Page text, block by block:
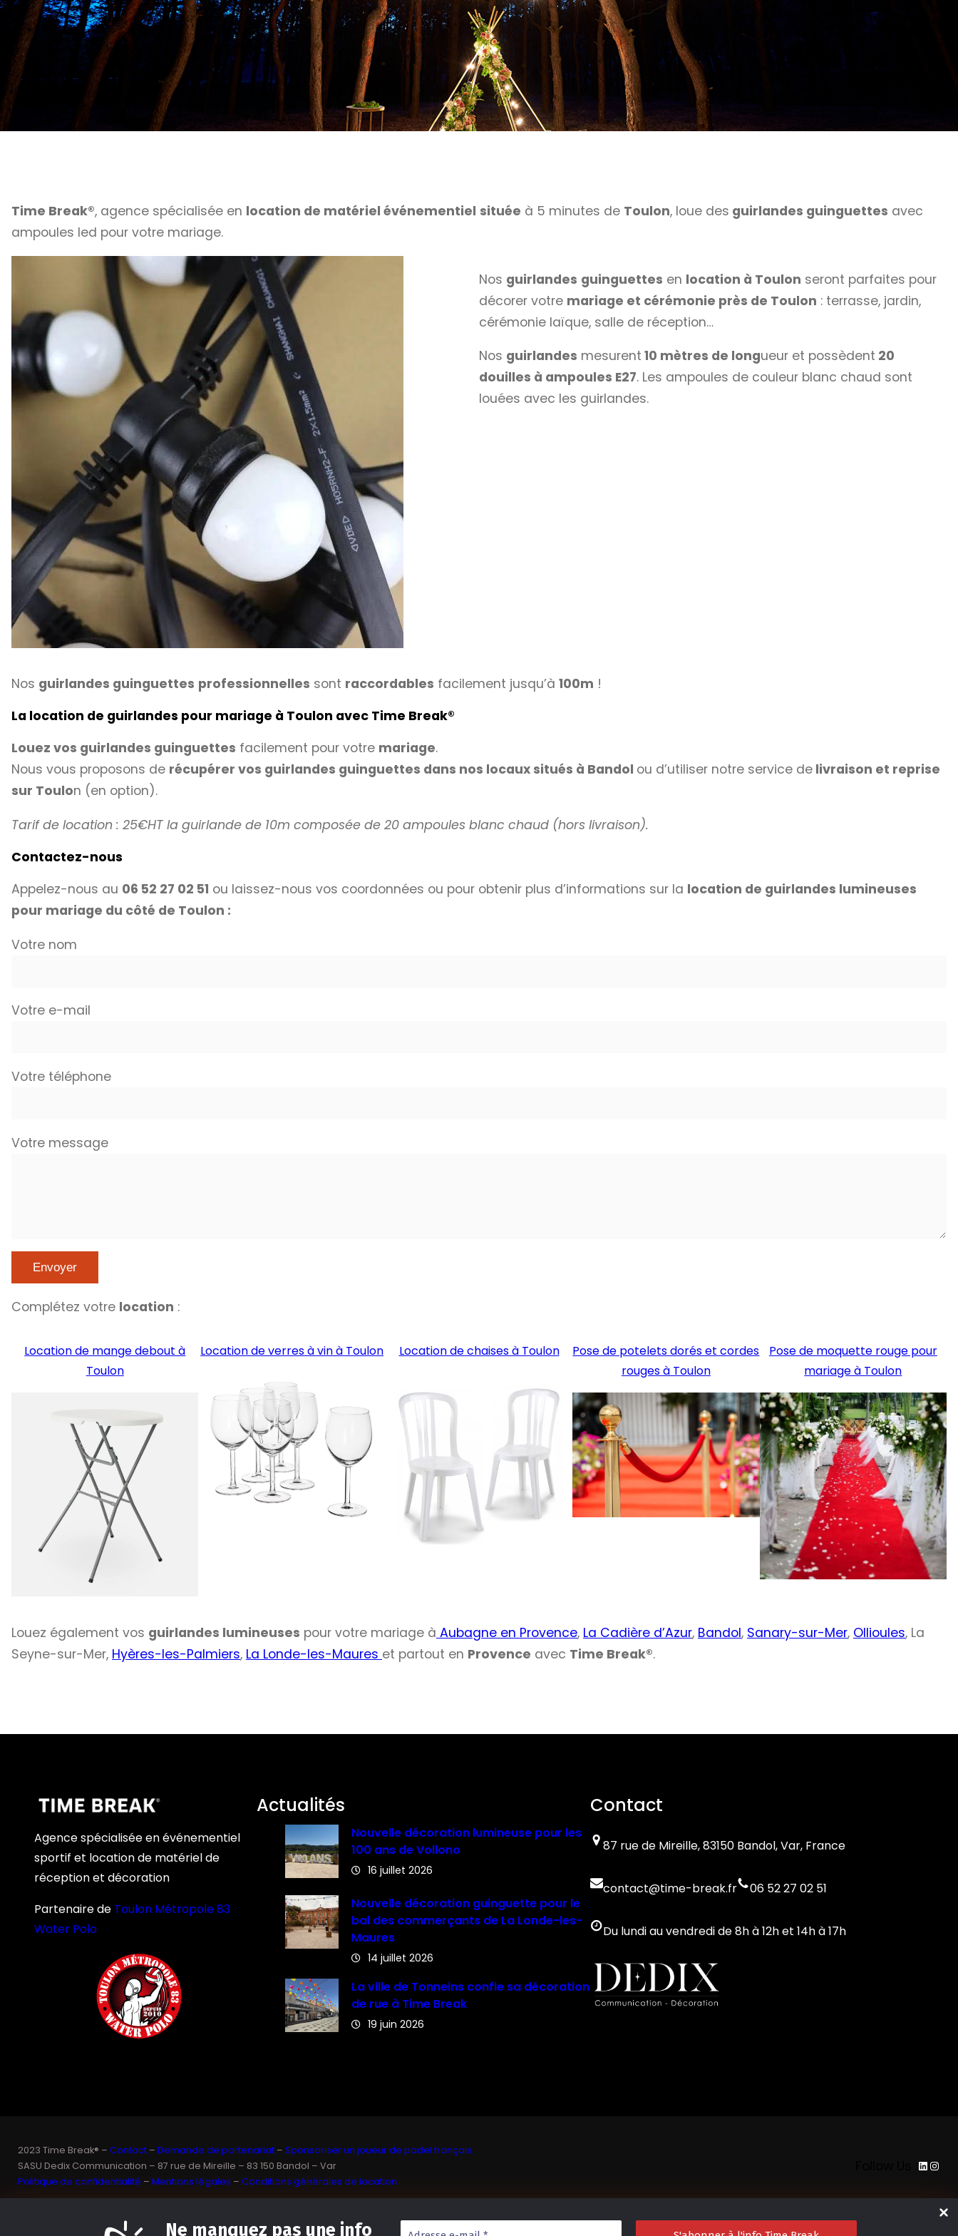
Time Break®, agence spécialisée en location de matériel événementiel située à 5 minutes de Toulon, loue des guirlandes guinguettes avec
ampoules led pour votre mariage.
Nos guirlandes guinguettes en location à Toulon seront parfaites pour
décorer votre mariage et cérémonie près de Toulon : terrasse, jardin,
cérémonie laïque, salle de réception…
Nos guirlandes mesurent 10 mètres de longueur et possèdent 20
douilles à ampoules E27. Les ampoules de couleur blanc chaud sont
louées avec les guirlandes.
Nos guirlandes guinguettes professionnelles sont raccordables facilement jusqu’à 100m !
La location de guirlandes pour mariage à Toulon avec Time Break®
Louez vos guirlandes guinguettes facilement pour votre mariage.
Nous vous proposons de récupérer vos guirlandes guinguettes dans nos locaux situés à Bandol ou d’utiliser notre service de livraison et reprise
sur Toulon (en option).
Tarif de location : 25€HT la guirlande de 10m composée de 20 ampoules blanc chaud (hors livraison).
Contactez-nous
Appelez-nous au 06 52 27 02 51 ou laissez-nous vos coordonnées ou pour obtenir plus d’informations sur la location de guirlandes lumineuses
pour mariage du côté de Toulon :
Votre nom
Votre e-mail
Votre téléphone
Votre message
Complétez votre location :
Location de mange debout à
Toulon
Location de verres à vin à Toulon Location de chaises à Toulon
Pose de potelets dorés et cordes
rouges à Toulon
Pose de moquette rouge pour
mariage à Toulon
Louez également vos guirlandes lumineuses pour votre mariage à Aubagne en Provence, La Cadière d’Azur, Bandol, Sanary-sur-Mer, Ollioules, La
Seyne-sur-Mer, Hyères-les-Palmiers, La Londe-les-Maures et partout en Provence avec Time Break®.
Ne manquez pas une info
Agence spécialisée en événementiel
sportif et location de matériel de
réception et décoration
Partenaire de Toulon Métropole 83
Water Polo
Actualités
Nouvelle décoration lumineuse pour les
100 ans de Vollono
16 juillet 2026
Nouvelle décoration guinguette pour le
bal des commerçants de La Londe-les-
Maures
14 juillet 2026
La ville de Tonneins confie sa décoration
de rue à Time Break
19 juin 2026
Contact
87 rue de Mireille, 83150 Bandol, Var, France
contact@time-break.fr 06 52 27 02 51
Du lundi au vendredi de 8h à 12h et 14h à 17h
2023 Time Break® – Contact – Demande de partenariat – Sponsoriser un joueur de padel français
SASU Dedix Communication – 87 rue de Mireille – 83 150 Bandol – Var
Politique de confidentialité – Mentions légales – Conditions générales de location